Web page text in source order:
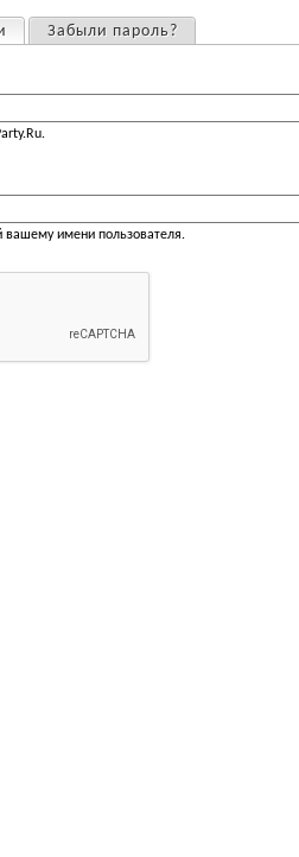
(активная вкладка)
Забыли пароль?
вашему имени пользователя.